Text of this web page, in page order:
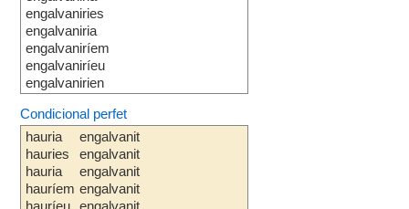
engalvaniries
engalvaniria
engalvaniríem
engalvaniríeu
engalvanirien
Condicional perfet
hauria
hauries
hauria
hauríem
hauríeu
engalvanit
engalvanit
engalvanit
engalvanit
engalvanit